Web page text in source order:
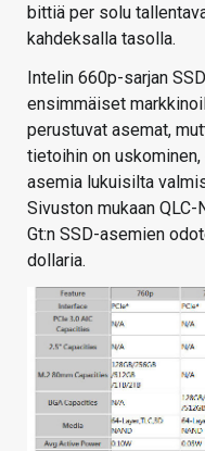
bittiä per solu
kahdeksalla tasolla.
Intelin 660p-sarjan
ensimmäiset
perustuvat asemat,
tietoihin on
asemia lukuisilta
Sivuston mukaan
Gt:n SSD-asemien
dollaria.